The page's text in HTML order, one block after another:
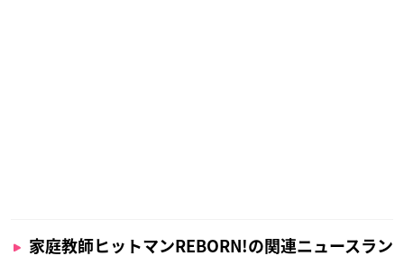
家庭教師ヒットマンREBORN!の関連ニュースラン